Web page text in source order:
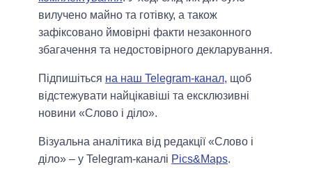
вилучено майно та готівку, а також
зафіксовано ймовірні факти незаконного
збагачення та недостовірного декларування.
Підпишіться на наш Telegram-канал, щоб
відстежувати найцікавіші та ексклюзивні
новини «Слово і діло».
Візуальна аналітика від редакції «Слово і
діло» – у Telegram-каналі Pics&Maps.